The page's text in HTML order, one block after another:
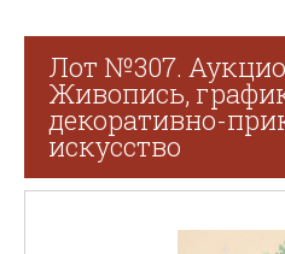
Лот №307.
Живопись,
декоративно-
искусство